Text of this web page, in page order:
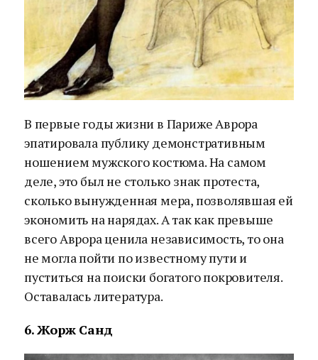
В первые годы жизни в Париже Аврора
эпатировала публику демонстративным
ношением мужского костюма. На самом
деле, это был не столько знак протеста,
сколько вынужденная мера, позволявшая ей
экономить на нарядах. А так как превыше
всего Аврора ценила независимость, то она
не могла пойти по известному пути и
пуститься на поиски богатого покровителя.
Оставалась литература.
6. Жорж Санд